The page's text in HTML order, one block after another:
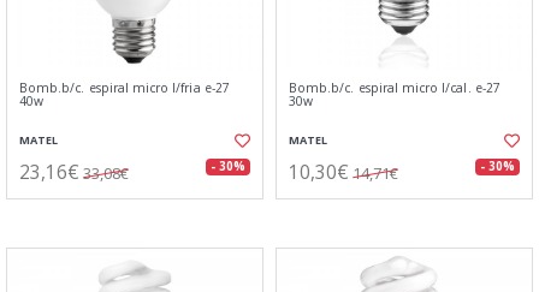
Bomb.b/c. espiral micro l/fria e-27
40w
MATEL
23,16€ 33,08€ - 30%
Bomb.b/c. espiral micro l/cal. e-27
30w
MATEL
10,30€ 14,71€ - 30%